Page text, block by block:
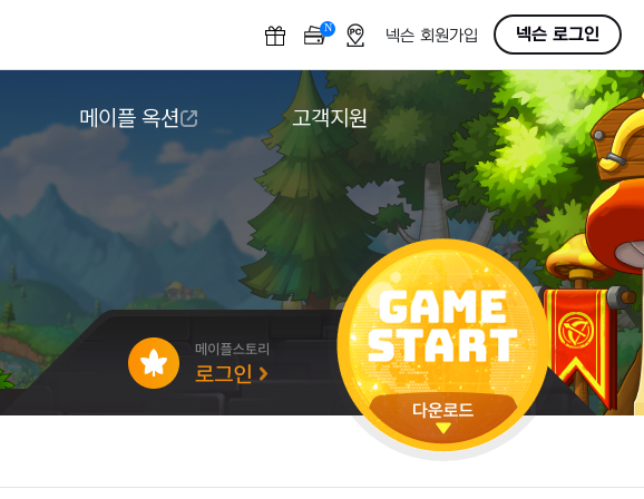
N OFF넥슨 회원가입 넥슨 로그인
메이플 옥션 고객지원
도움말/1:1문의
버그악용/불법프로그램 신고
게임 접근성